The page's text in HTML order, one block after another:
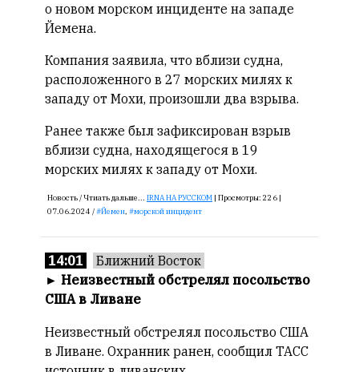
Сайт
обновляется
трудом,
душой.
Редакция
лезет
тексты,
кромсает
искажает
о новом морском инциденте на западе
Йемена.
Компания заявила, что вблизи судна,
расположенного в 27 морских милях к
западу от Мохи, произошли два взрыва.
Ранее также был зафиксирован взрыв
вблизи судна, находящегося в 19
морских милях к западу от Мохи.
Новость /Чтиать дальше... IRNA НА РУССКОМ | Просмотры: 226 |
07.06.2024 /
Йемен, морской инцидент
14:01
Ближний Восток
► Неизвестный обстрелял посольство
США в Ливане
Неизвестный обстрелял посольство США
в Ливане. Охранник ранен, сообщил ТАСС